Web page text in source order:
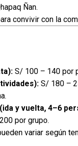
Ñan.
convivir con la
S/ 100 – 140 por
S/ 180 –
y vuelta, 4–6
por grupo.
variar según